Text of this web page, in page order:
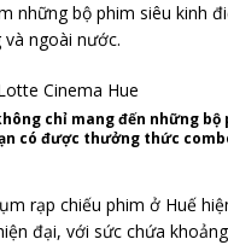
những bộ phim siêu kinh
ngoài nước.
chỉ mang đến những bộ
có được thưởng thức
rạp chiếu phim ở Huế
đại, với sức chứa